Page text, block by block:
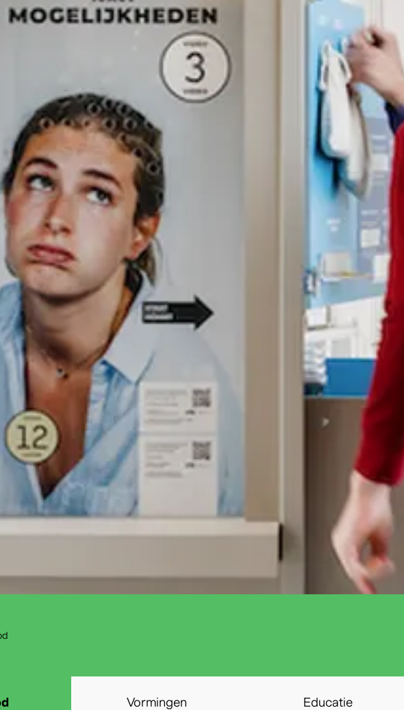
Zoekterm
annuleren Zoeken
Vormingen Educatie